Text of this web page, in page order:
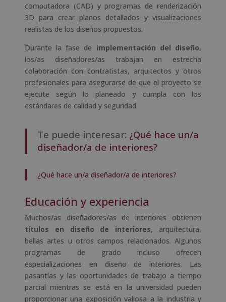
computadora (CAD) y programas de renderización
3D para crear planos detallados y visualizaciones
realistas de los diseños propuestos.
Durante la fase de implementación del diseño,
los/as diseñadores/as trabajan en estrecha
colaboración con contratistas, arquitectos y otros
profesionales para asegurarse de que el proyecto se
ejecute según lo planeado y cumpla con los
estándares de calidad y seguridad.
Te puede interesar: ¿Qué hace un/a
diseñador/a de interiores?
¿Qué hace un/a diseñador/a de interiores?
Educación y experiencia
Muchos/as diseñadores/as de interiores obtienen
títulos en diseño de interiores, arquitectura,
bellas artes u otros campos relacionados. Algunos
programas de grado incluso ofrecen
especializaciones en diseño de interiores. Las
pasantías y las oportunidades de trabajo a tiempo
parcial mientras se está en la universidad pueden
proporcionar una exposición valiosa a la industria y